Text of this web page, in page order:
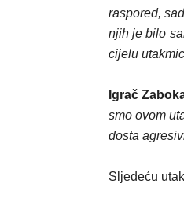
raspored,
njih je bilo
cijelu
Igrač
smo ovom
dosta
Sljedeću